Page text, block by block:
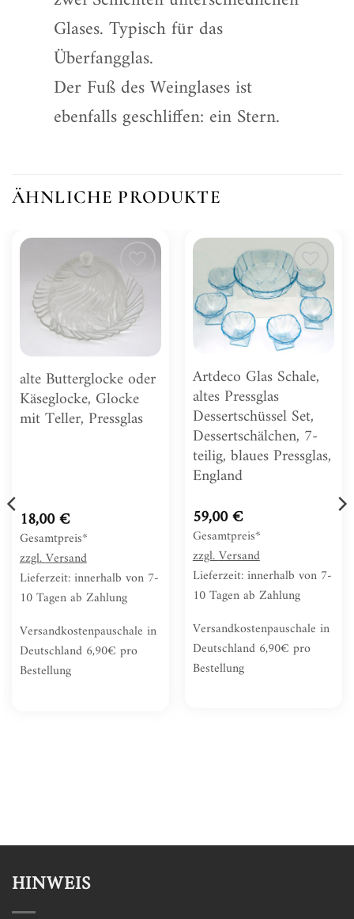
Glases. Typisch für das
Überfangglas.
Der Fuß des Weinglases ist
ebenfalls geschliffen: ein Stern.
ÄHNLICHE PRODUKTE
Zur
Wunschliste
hinzufügen
alte Butterglocke oder
Käseglocke, Glocke
mit Teller, Pressglas
18,00€
Gesamtpreis*
zzgl.Versand
Lieferzeit: innerhalb von 7-
10 Tagen ab Zahlung
Versandkostenpauschale in
Deutschland 6,90€ pro
Bestellung
Zur
Wunschliste
hinzufügen
Artdeco Glas Schale,
altes Pressglas
Dessertschüssel Set,
Dessertschälchen, 7-
teilig, blaues Pressglas,
England
59,00€
Gesamtpreis*
zzgl.Versand
Lieferzeit: innerhalb von 7-
10 Tagen ab Zahlung
Versandkostenpauschale in
Deutschland 6,90€ pro
Bestellung
HINWEIS